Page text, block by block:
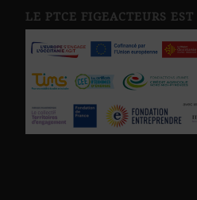
LE PTCE FIGEACTEURS